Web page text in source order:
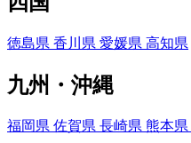
徳島県 香川県 愛媛県 高知県
九州・沖縄
福岡県 佐賀県 長崎県 熊本県